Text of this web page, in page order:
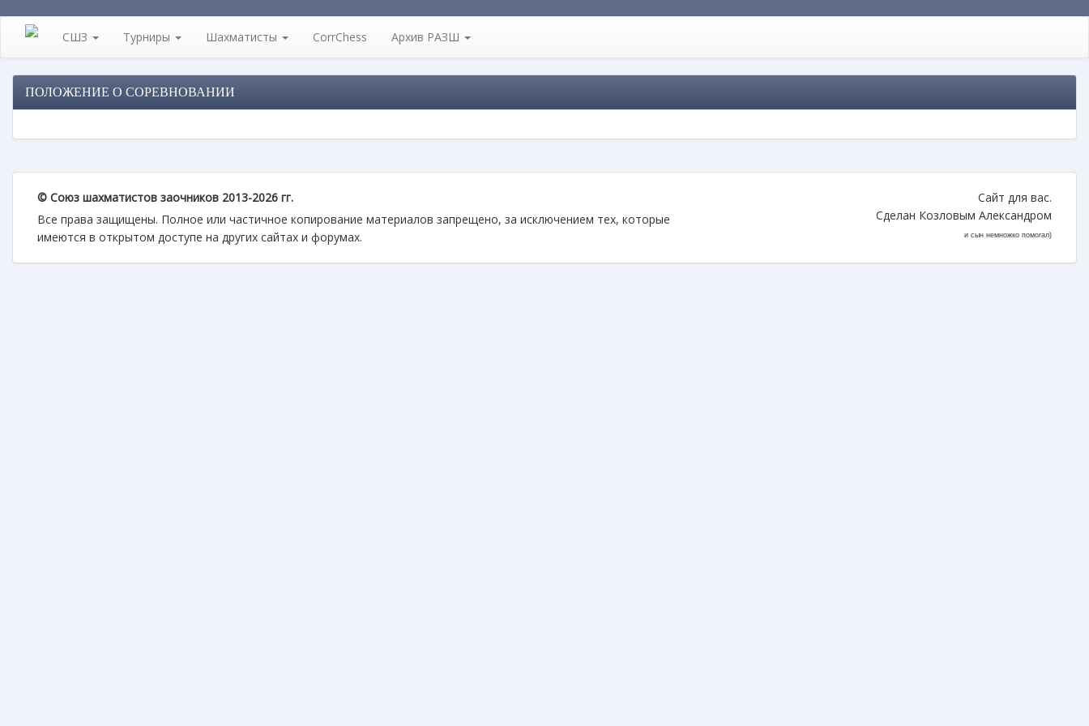
СШЗ Турниры Шахматисты CorrChess Архив РАЗШ
ПОЛОЖЕНИЕ О СОРЕВНОВАНИИ
© Союз шахматистов заочников 2013-2026 гг.
Все права защищены. Полное или частичное копирование материалов запрещено, за исключением тех, которые
имеются в открытом доступе на других сайтах и форумах.
Сайт для вас.
Сделан Козловым Александром
и сын немножко помогал)